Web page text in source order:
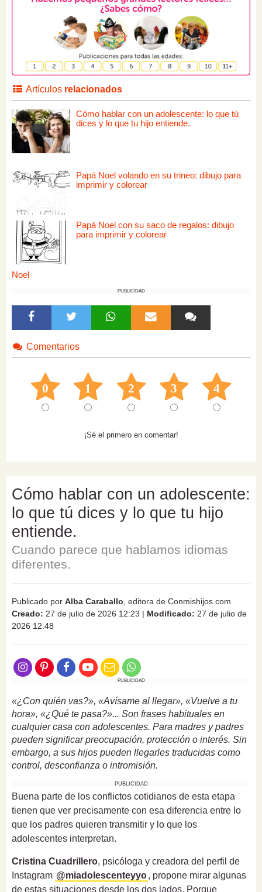
Artículos relacionados
Cómo hablar con un adolescente: lo que tú
dices y lo que tu hijo entiende.
Papá Noel volando en su trineo: dibujo para
imprimir y colorear
Papá Noel con su saco de regalos: dibujo
para imprimir y colorear
Noel
PUBLICIDAD
Comentarios
0 1 2 3 4
¡Sé el primero en comentar!
Cómo hablar con un adolescente:
lo que tú dices y lo que tu hijo
entiende.
Cuando parece que hablamos idiomas
diferentes.
Publicado por Alba Caraballo , editora de Conmishijos.com
Creado: 27 de julio de 2026 12:23 | Modificado: 27 de julio de
2026 12:48
PUBLICIDAD
«¿Con quién vas?», «Avísame al llegar», «Vuelve a tu
hora», «¿Qué te pasa?»... Son frases habituales en
cualquier casa con adolescentes. Para madres y padres
pueden significar preocupación, protección o interés. Sin
embargo, a sus hijos pueden llegarles traducidas como
control, desconfianza o intromisión.
PUBLICIDAD
Buena parte de los conflictos cotidianos de esta etapa
tienen que ver precisamente con esa diferencia entre lo
que los padres quieren transmitir y lo que los
adolescentes interpretan.
Cristina Cuadrillero, psicóloga y creadora del perfil de
Instagram @miadolescenteyyo, propone mirar algunas
de estas situaciones desde los dos lados. Porque